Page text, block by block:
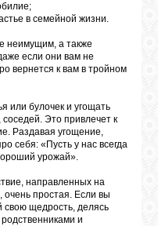
в семейной жизни.
неимущим, а также
если они вам не
вернется к вам в тройном
или булочек и угощать
Это привлечет к
Раздавая угощение,
себя: «Пусть у нас всегда
урожай».
направленных на
очень простая. Если вы
свою щедрость, делясь
и